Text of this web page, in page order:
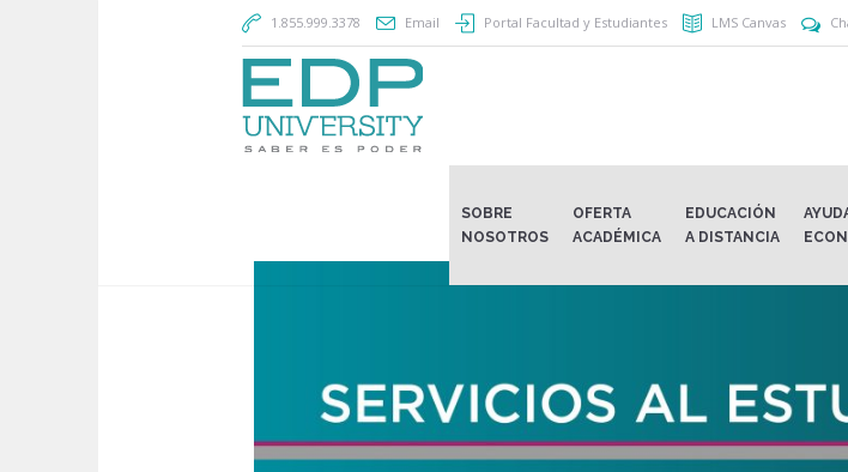
1.855.999.3378 Email Portal Facultad y Estudiantes LMS Canvas
SOBRE
NOSOTROS
OFERTA
ACADÉMICA
EDUCACIÓN
A DISTANCIA